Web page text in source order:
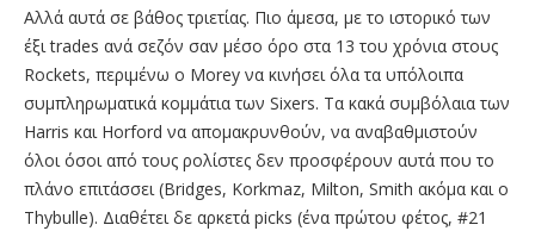
Aλλά αυτά σε βάθος τριετίας. Πιο άμεσα, με το ιστορικό των
έξι trades ανά σεζόν σαν μέσο όρο στα 13 του χρόνια στους
Rockets, περιμένω ο Morey να κινήσει όλα τα υπόλοιπα
συμπληρωματικά κομμάτια των Sixers. Tα κακά συμβόλαια των
Harris και Horford να απομακρυνθούν, να αναβαθμιστούν
όλοι όσοι από τους ρολίστες δεν προσφέρουν αυτά που το
πλάνο επιτάσσει (Bridges, Korkmaz, Milton, Smith ακόμα και ο
Thybulle). Διαθέτει δε αρκετά picks (ένα πρώτου φέτος, #21